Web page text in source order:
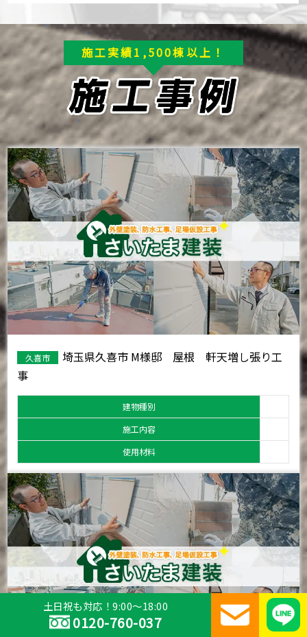
施工実績1,500棟以上！
久喜市
埼玉県久喜市 M様邸 屋根 軒天増し張り工
事
建物種別
施工内容
使用材料
土日祝も対応！9:00～18:00
0120-760-037